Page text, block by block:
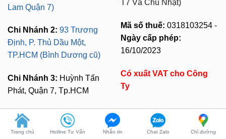
Lam Quận 7)
Chi Nhánh 2: 93 Trương
Định, P. Thủ Dầu Một,
TP.HCM (Bình Dương cũ)
Chi Nhánh 3: Huỳnh Tấn
Phát, Quận 7, Tp.HCM
T7 Và Chủ Nhật)
Mã số thuế: 0318103254 -
Ngày cấp phép:
16/10/2023
Có xuất VAT cho Công
Ty
CHÍNH SÁCH MUA HÀNG LIÊN HỆ TƯ VẤN
Trang chủ Hotline Tư Vấn Nhắn tin Chat Zalo Chỉ đường